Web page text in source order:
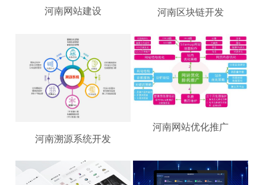
河南网站建设 河南区块链开发
河南溯源系统开发
河南网站优化推广